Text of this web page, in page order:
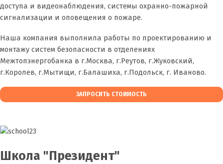
доступа и видеонаблюдения, системы охранно-пожарной
сигнализации и оповещения о пожаре.
Наша компания выполнила работы по проектированию и
монтажу систем безопасности в отделениях
Межтопэнергобанка в г.Москва, г.Реутов, г.Жуковский,
г.Королев, г.Мытищи, г.Балашиха, г.Подольск, г. Иваново.
ЗАПРОСИТЬ СТОИМОСТЬ
Школа "Президент"